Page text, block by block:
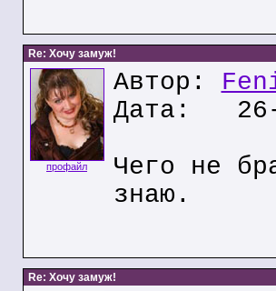
Re: Хочу замуж!
профайл
Автор:
Дата: 26-
Чего не
знаю.
Re: Хочу замуж!